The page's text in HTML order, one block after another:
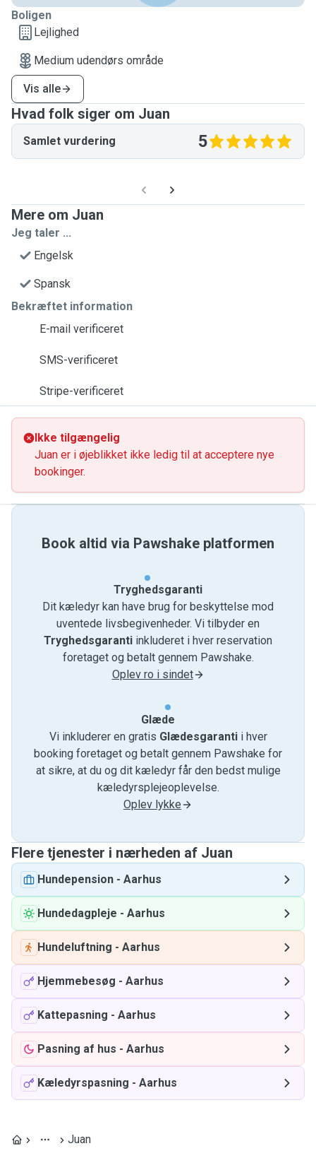
Boligen
Lejlighed
Medium udendørs område
Vis alle
Hvad folk siger om Juan
Samlet vurdering 5
Mere om Juan
Jeg taler ...
Engelsk
Spansk
Bekræftet information
E-mail verificeret
SMS-verificeret
Stripe-verificeret
Ikke tilgængelig
Juan er i øjeblikket ikke ledig til at acceptere nye
bookinger.
Book altid via Pawshake platformen
Tryghedsgaranti
Dit kæledyr kan have brug for beskyttelse mod
uventede livsbegivenheder. Vi tilbyder en
Tryghedsgaranti inkluderet i hver reservation
foretaget og betalt gennem Pawshake.
Oplev ro i sindet
Glæde
Vi inkluderer en gratis Glædesgarantii hver
booking foretaget og betalt gennem Pawshake for
at sikre, at du og dit kæledyr får den bedst mulige
kæledyrsplejeoplevelse.
Oplev lykke
Flere tjenester i nærheden af ​​Juan
Hundepension - Aarhus
Hundedagpleje - Aarhus
Hundeluftning - Aarhus
Hjemmebesøg - Aarhus
Kattepasning - Aarhus
Pasning af hus - Aarhus
Kæledyrspasning - Aarhus
Juan